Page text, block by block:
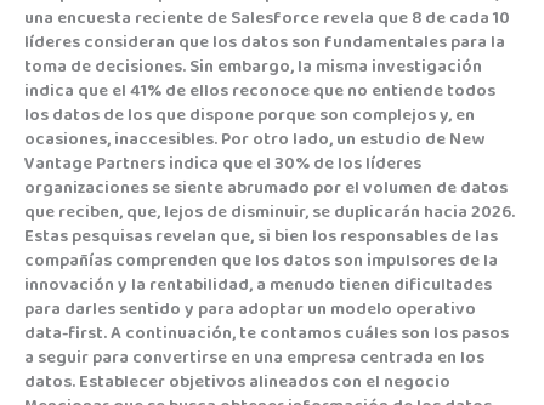
una encuesta reciente de Salesforce revela que 8 de cada 10
líderes consideran que los datos son fundamentales para la
toma de decisiones. Sin embargo, la misma investigación
indica que el 41% de ellos reconoce que no entiende todos
los datos de los que dispone porque son complejos y, en
ocasiones, inaccesibles. Por otro lado, un estudio de New
Vantage Partners indica que el 30% de los líderes
organizaciones se siente abrumado por el volumen de datos
que reciben, que, lejos de disminuir, se duplicarán hacia 2026.
Estas pesquisas revelan que, si bien los responsables de las
compañías comprenden que los datos son impulsores de la
innovación y la rentabilidad, a menudo tienen dificultades
para darles sentido y para adoptar un modelo operativo
data-first. A continuación, te contamos cuáles son los pasos
a seguir para convertirse en una empresa centrada en los
datos. Establecer objetivos alineados con el negocio